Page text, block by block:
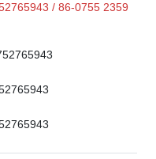
/ 86-0755 2359